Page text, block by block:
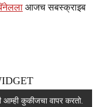
आजच सबस्क्राइब
आम्ही कुकीजचा वापर करतो.